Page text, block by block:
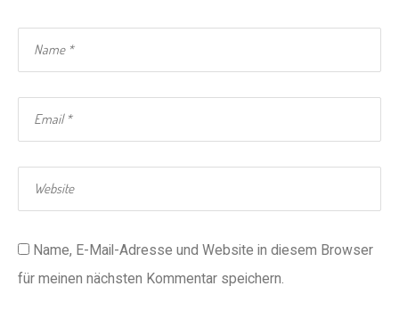
Name, E-Mail-Adresse und Website in diesem Browser
für meinen nächsten Kommentar speichern.